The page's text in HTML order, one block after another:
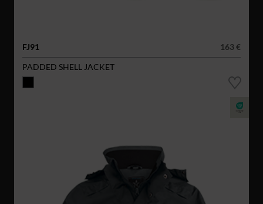
FJ91
163 €
PADDED SHELL JACKET